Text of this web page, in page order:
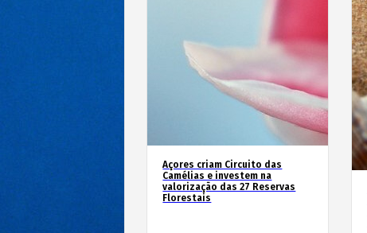
Açores criam Circuito das
Camélias e investem na
valorização das 27 Reservas
Florestais